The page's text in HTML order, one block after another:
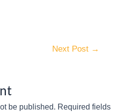
Next Post →
be published. Required fields